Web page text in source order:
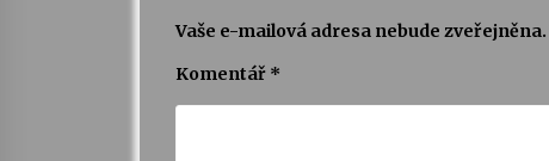
Vaše e-mailová adresa nebude zveřejněna.
Komentář *